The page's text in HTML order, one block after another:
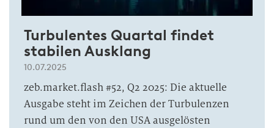
Turbulentes Quartal findet
stabilen Ausklang
10.07.2025
zeb.market.flash #52, Q2 2025: Die aktuelle
Ausgabe steht im Zeichen der Turbulenzen
rund um den von den USA ausgelösten